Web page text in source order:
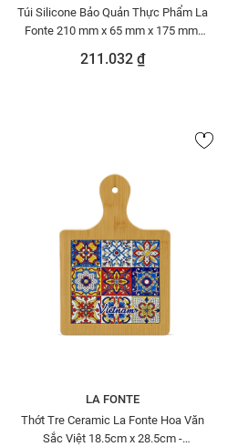
Túi Silicone Bảo Quản Thực Phẩm La
Fonte 210 mm x 65 mm x 175 mm-
211.032 ₫
LA FONTE
Thớt Tre Ceramic La Fonte Hoa Văn
Sắc Việt 18.5cm x 28.5cm -